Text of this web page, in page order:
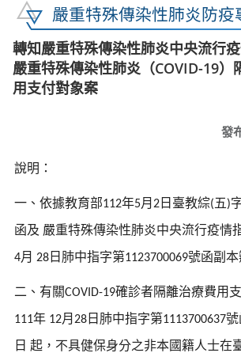
嚴重特殊傳染性肺炎防疫
轉知嚴重特殊傳染性肺炎中央流行
嚴重特殊傳染性肺炎（COVID-19）
用支付對象案
發
說明：
一、依據教育部112年5月 2 日臺教綜(五)
函及 嚴重特殊傳染性肺炎中央流行疫情
4月 28 日肺中指字第1123700069號函副本
二、有關COVID-19確診者隔離治療費用
111年 12月 28 日肺中指字第1113700637號
日 起，不具健保身分之非本國籍人士在